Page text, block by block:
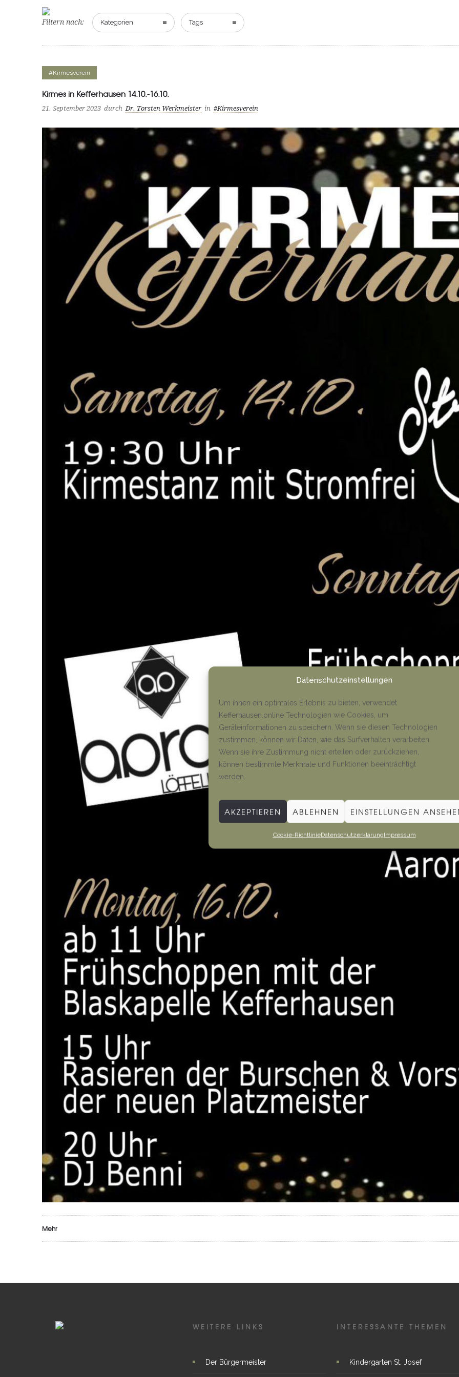
Datenschutzeinstellungen
Um ihnen ein optimales Erlebnis zu bieten, verwendet
Kefferhausen.online Technologien wie Cookies, um
Geräteinformationen zu speichern. Wenn sie diesen Technologien
zustimmen, können wir Daten, wie das Surfverhalten verarbeiten.
Wenn sie ihre Zustimmung nicht erteilen oder zurückziehen,
können bestimmte Merkmale und Funktionen beeinträchtigt
werden.
AKZEPTIEREN ABLEHNEN EINSTELLUNGEN
Cookie-RichtlinieDatenschutzerklärungImpressum
Filtern nach: Kategorien Tags
#Kirmesverein
Kirmes in Kefferhausen 14.10.-16.10.
21. September 2023 durch Dr. Torsten Werkmeister in #Kirmesverein
Mehr
WEITERE LINKS
Der Bürgermeister
INTERESSANTE THEMEN
Kindergarten St. Josef